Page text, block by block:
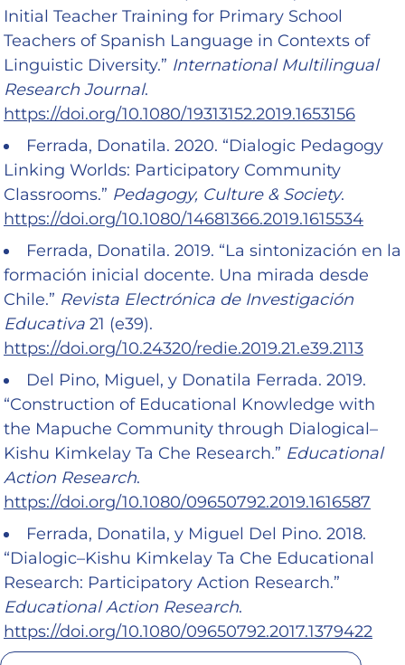
Initial Teacher Training for Primary School
Teachers of Spanish Language in Contexts of
Linguistic Diversity.” International Multilingual
Research Journal.
https://doi.org/10.1080/19313152.2019.1653156
Ferrada, Donatila. 2020. “Dialogic Pedagogy
Linking Worlds: Participatory Community
Classrooms.” Pedagogy, Culture & Society.
https://doi.org/10.1080/14681366.2019.1615534
Ferrada, Donatila. 2019. “La sintonización en la
formación inicial docente. Una mirada desde
Chile.” Revista Electrónica de Investigación
Educativa 21 (e39).
https://doi.org/10.24320/redie.2019.21.e39.2113
Del Pino, Miguel, y Donatila Ferrada. 2019.
“Construction of Educational Knowledge with
the Mapuche Community through Dialogical–
Kishu Kimkelay Ta Che Research.” Educational
Action Research.
https://doi.org/10.1080/09650792.2019.1616587
Ferrada, Donatila, y Miguel Del Pino. 2018.
“Dialogic–Kishu Kimkelay Ta Che Educational
Research: Participatory Action Research.”
Educational Action Research.
https://doi.org/10.1080/09650792.2017.1379422